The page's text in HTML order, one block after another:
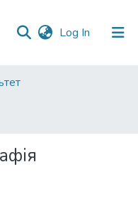
Log In (current)